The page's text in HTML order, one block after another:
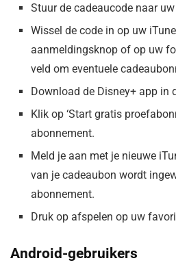
Stuur de cadeaucode naar
Wissel de code in op uw
aanmeldingsknop of op uw
veld om eventuele
Download de Disney+ app in
Klik op ‘Start gratis
abonnement.
Meld je aan met je nieuwe
van je cadeaubon wordt
abonnement.
Druk op afspelen op uw
Android-gebruikers